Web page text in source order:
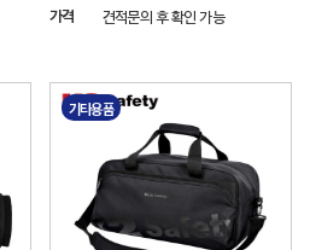
가격 견적문의 후 확인 가능
기타용품